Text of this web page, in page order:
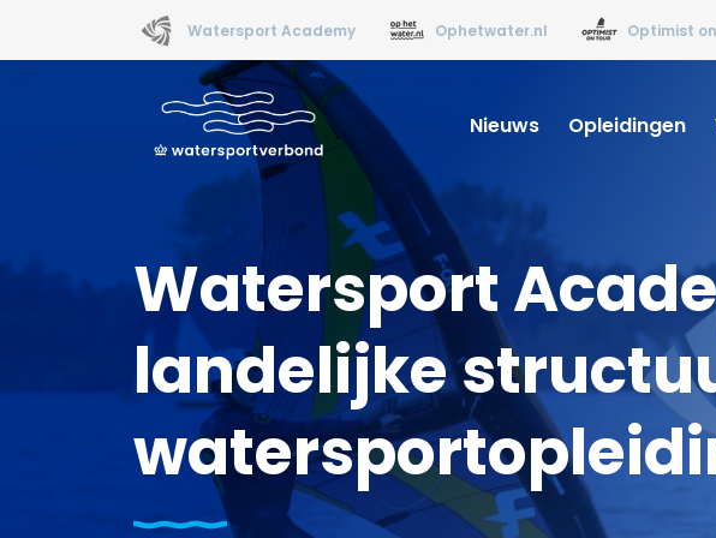
Watersport Academy Ophetwater.nl Optimist
Nieuws Opleidingen
Watersport
landelijke